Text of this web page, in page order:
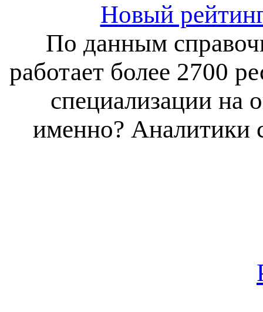
Новый
По данным
работает более 2700
специализации на
именно? Аналитики